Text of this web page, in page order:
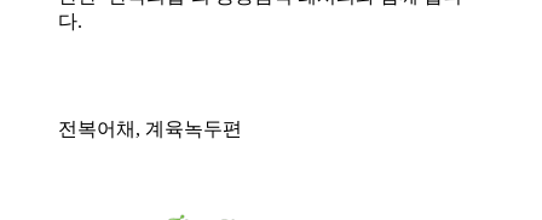
다.
전복어채, 계육녹두편